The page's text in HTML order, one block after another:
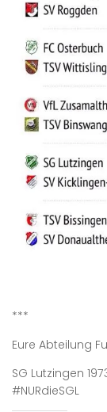
***
Eure Abteilung
SG Lutzingen
#NURdieSGL